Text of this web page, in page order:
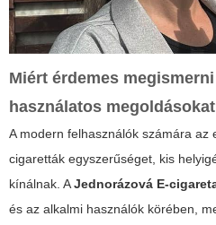
Miért érdemes
használatos
A modern felhasználók számára az
cigaretták egyszerűséget, kis
kínálnak. AJednorázová E-
és az alkalmi használók körében,